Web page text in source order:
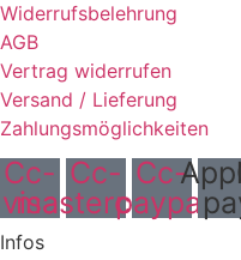
Widerrufsbelehrung
AGB
Vertrag widerrufen
Versand / Lieferung
Zahlungsmöglichkeiten
Cc-
visa
Cc-
mastercard
Cc-
paypal
Infos